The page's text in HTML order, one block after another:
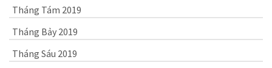
Tháng Tám 2019
Tháng Bảy 2019
Tháng Sáu 2019